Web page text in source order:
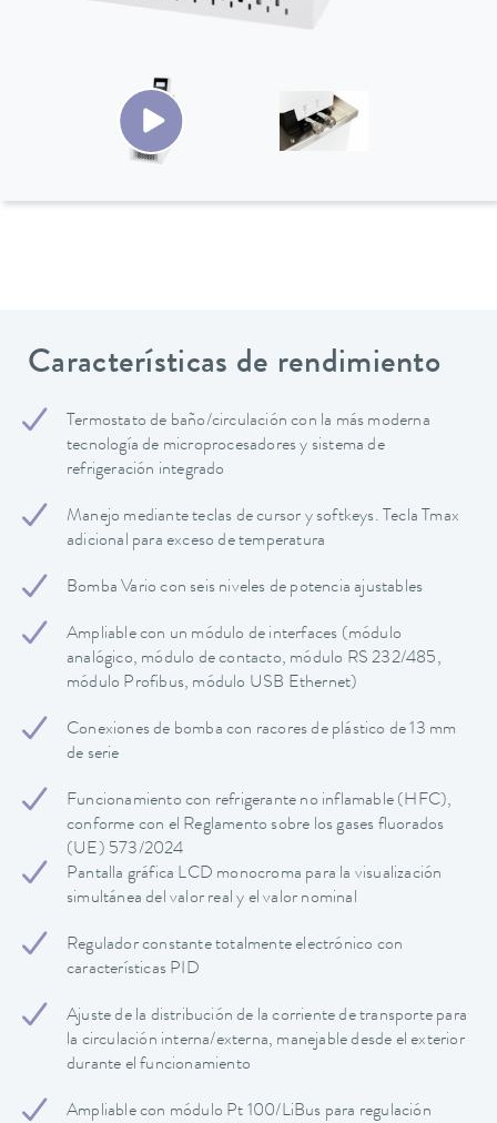
Características de rendimiento
Termostato de baño/circulación con la más moderna
tecnología de microprocesadores y sistema de
refrigeración integrado
Manejo mediante teclas de cursor y softkeys. Tecla Tmax
adicional para exceso de temperatura
Bomba Vario con seis niveles de potencia ajustables
Ampliable con un módulo de interfaces (módulo
analógico, módulo de contacto, módulo RS 232/485,
módulo Profibus, módulo USB Ethernet)
Conexiones de bomba con racores de plástico de 13 mm
de serie
Funcionamiento con refrigerante no inflamable (HFC),
conforme con el Reglamento sobre los gases fluorados
(UE) 573/2024
Pantalla gráfica LCD monocroma para la visualización
simultánea del valor real y el valor nominal
Regulador constante totalmente electrónico con
características PID
Ajuste de la distribución de la corriente de transporte para
la circulación interna/externa, manejable desde el exterior
durante el funcionamiento
Ampliable con módulo Pt 100/LiBus para regulación